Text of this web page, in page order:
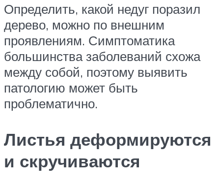
Определить, какой недуг поразил
дерево, можно по внешним
проявлениям. Симптоматика
большинства заболеваний схожа
между собой, поэтому выявить
патологию может быть
проблематично.
Листья деформируются
и скручиваются